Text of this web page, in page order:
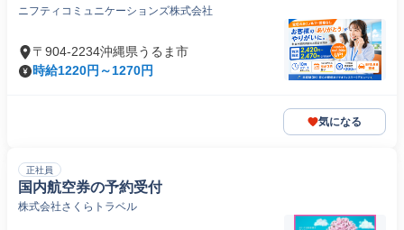
ニフティコミュニケーションズ株式会社
〒904-2234沖縄県うるま市
時給1220円～1270円
気になる
正社員
国内航空券の予約受付
株式会社さくらトラベル